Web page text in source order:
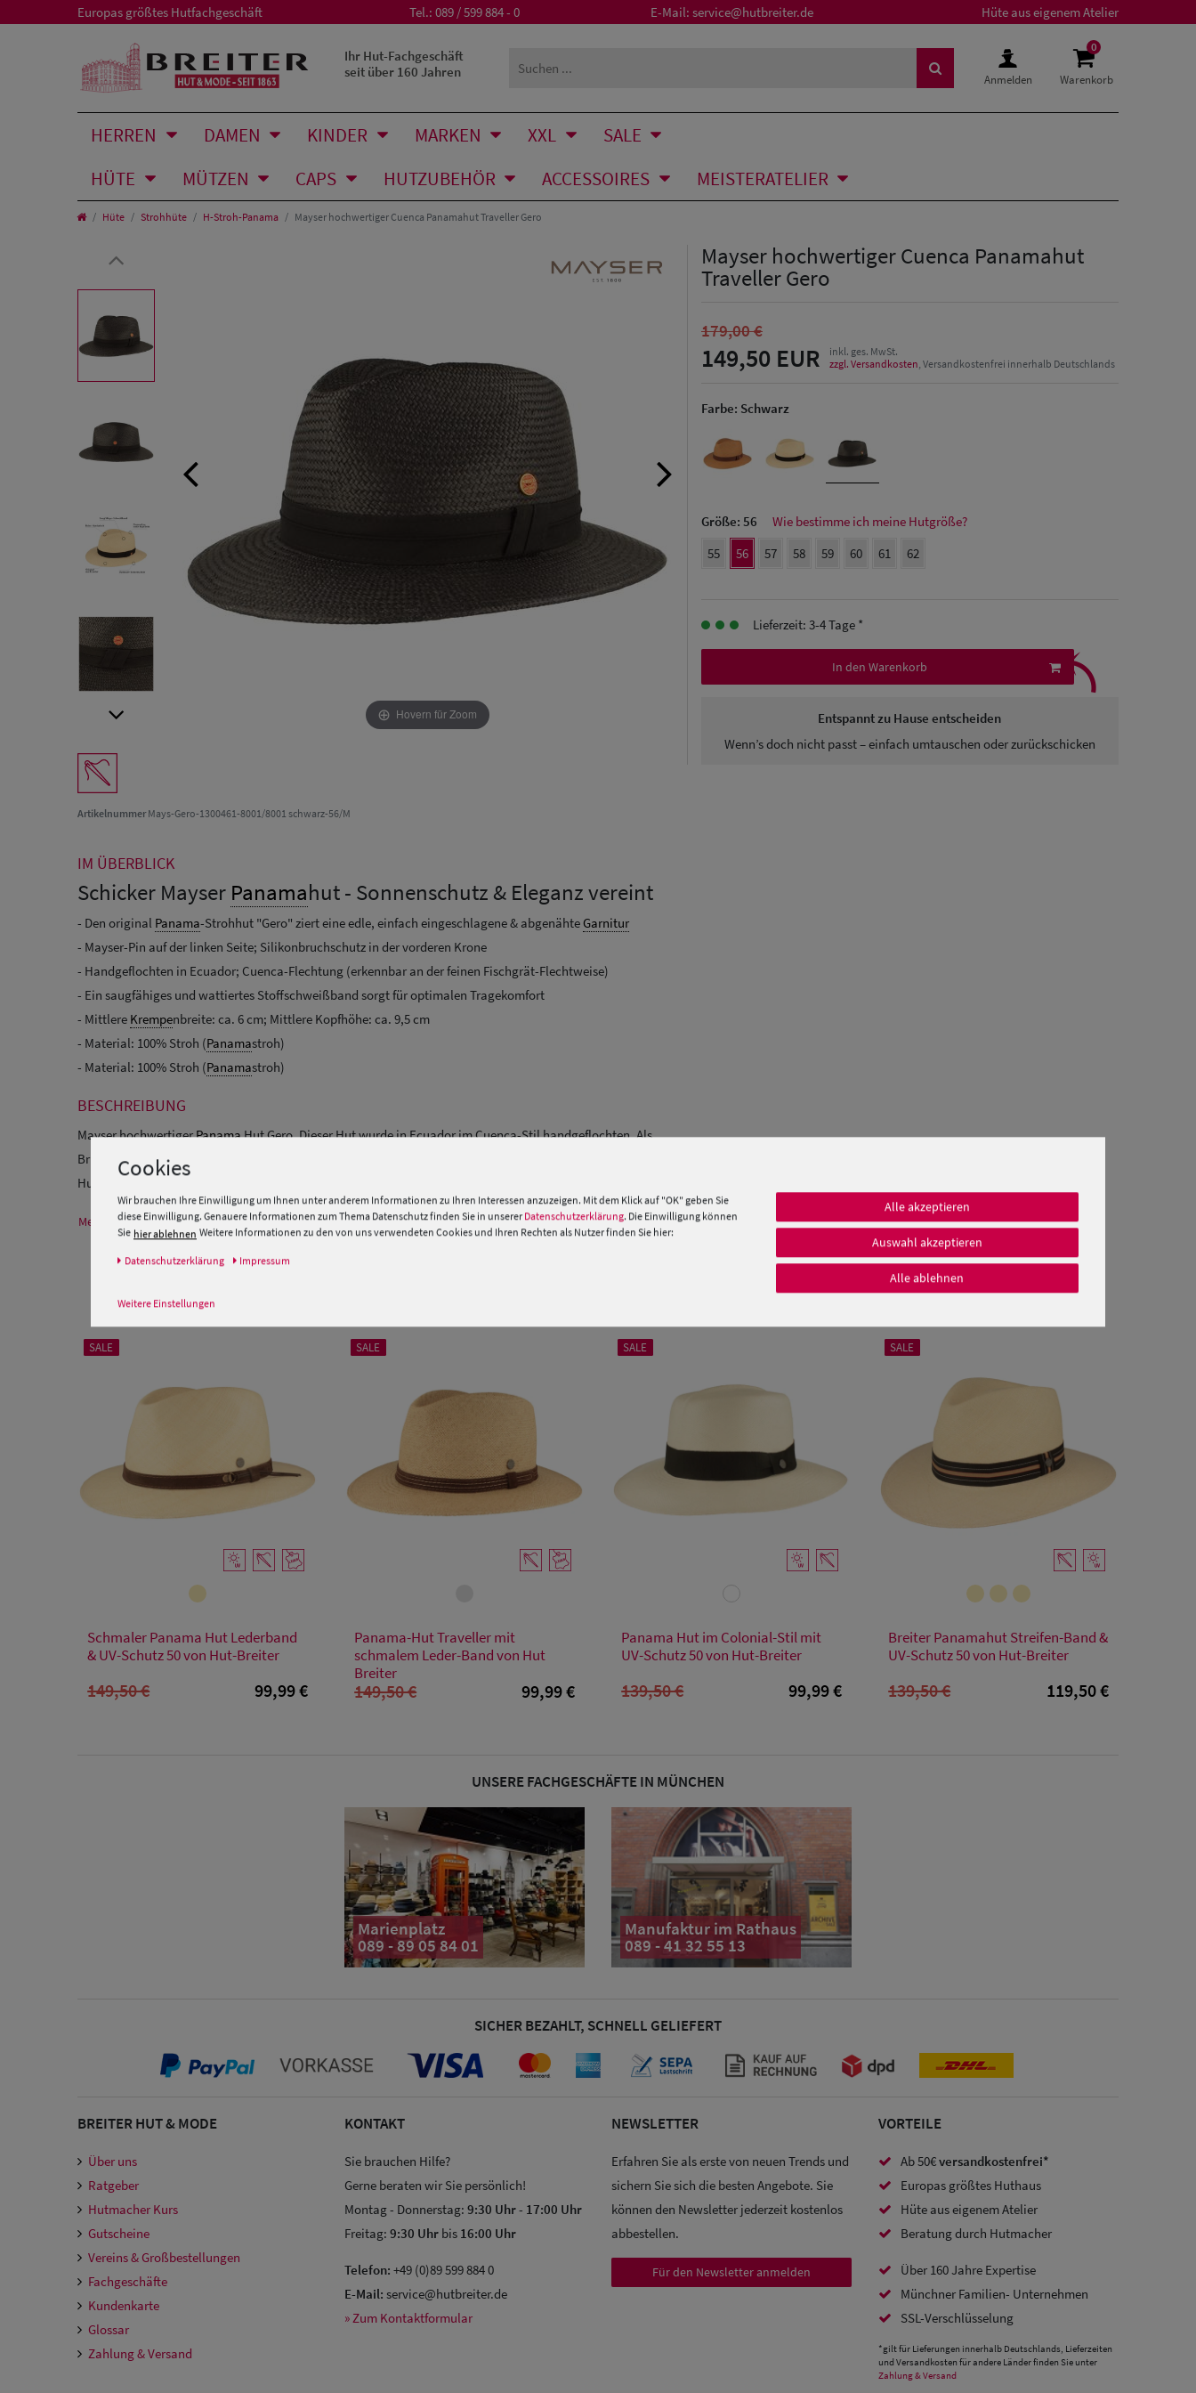
Europas größtes Hutfachgeschäft Tel.: 089 / 599 884 - 0 E-Mail: service@hutbreiter.de Hüte aus eigenem Atelier
Ihr Hut-Fachgeschäft
seit über 160 Jahren
Anmelden
0
Warenkorb
HERREN DAMEN KINDER MARKEN XXL
SALE
HÜTE
MÜTZEN CAPS HUTZUBEHÖR ACCESSOIRES MEISTERATELIER
Hüte Strohhüte H-Stroh-Panama Mayser hochwertiger Cuenca Panamahut Traveller Gero
Hovern für Zoom
ArtikelnummerMays-Gero-1300461-8001/8001 schwarz-56/M
Mayser hochwertiger Cuenca Panamahut
Traveller Gero
179,00 €
149,50 EUR
inkl. ges. MwSt.
zzgl. Versandkosten, Versandkostenfrei innerhalb Deutschlands
Farbe: Schwarz
Größe: 56
Wie bestimme ich meine Hutgröße?
55
56 57 58 59 60 61 62
Lieferzeit: 3-4 Tage *
In den Warenkorb
Entspannt zu Hause entscheiden
Wenn’s doch nicht passt – einfach umtauschen oder zurückschicken
⤹
IM ÜBERBLICK
Schicker Mayser Panamahut - Sonnenschutz & Eleganz vereint
- Den original Panama-Strohhut "Gero" ziert eine edle, einfach eingeschlagene & abgenähte Garnitur
- Mayser-Pin auf der linken Seite; Silikonbruchschutz in der vorderen Krone
- Handgeflochten in Ecuador; Cuenca-Flechtung (erkennbar an der feinen Fischgrät-Flechtweise)
- Ein saugfähiges und wattiertes Stoffschweißband sorgt für optimalen Tragekomfort
- Mittlere Krempenbreite: ca. 6 cm; Mittlere Kopfhöhe: ca. 9,5 cm
- Material: 100% Stroh (Panamastroh)
- Material: 100% Stroh (Panamastroh)
BESCHREIBUNG
Mayser hochwertigerPanamaHut Gero. Dieser Hut wurde in Ecuador im Cuenca-Stil handgeflochten. Als
Bruchschutz hat der Hut vorne innen im Kopf eine feine Silikonschicht, da dies die empfindlichste Stelle des
Hutes ist.
Mehr Informationen zum Hersteller und EU Verantwortlichen »
SALE
XL
Schmaler Panama Hut Lederband
& UV-Schutz 50 von Hut-Breiter
149,50 € 99,99 €
SALE
XL
Panama-Hut Traveller mit
schmalem Leder-Band von Hut
Breiter
149,50 € 99,99 €
SALE
M
Panama Hut im Colonial-Stil mit
UV-Schutz 50 von Hut-Breiter
139,50 € 99,99 €
SALE
S M L XL XXL
Breiter Panamahut Streifen-Band &
UV-Schutz 50 von Hut-Breiter
139,50 € 119,50 €
UNSERE FACHGESCHÄFTE IN MÜNCHEN
Marienplatz
089 - 89 05 84 01
Manufaktur im Rathaus
089 - 41 32 55 13
SICHER BEZAHLT, SCHNELL GELIEFERT
BREITER HUT & MODE
Über uns
Ratgeber
Hutmacher Kurs
Gutscheine
Vereins & Großbestellungen
Fachgeschäfte
Kundenkarte
Glossar
Zahlung & Versand
KONTAKT
Sie brauchen Hilfe?
Gerne beraten wir Sie persönlich!
Montag - Donnerstag: 9:30 Uhr- 17:00 Uhr
Freitag: 9:30 Uhr bis 16:00 Uhr
Telefon: +49 (0)89 599 884 0
E-Mail: service@hutbreiter.de
» Zum Kontaktformular
NEWSLETTER
Erfahren Sie als erste von neuen Trends und
sichern Sie sich die besten Angebote. Sie
können den Newsletter jederzeit kostenlos
abbestellen.
Für den Newsletter anmelden
VORTEILE
Ab 50€versandkostenfrei*
Europas größtes Huthaus
Hüte aus eigenem Atelier
Beratung durch Hutmacher
Über 160 Jahre Expertise
Münchner Familien- Unternehmen
SSL-Verschlüsselung
*gilt für Lieferungen innerhalb Deutschlands, Lieferzeiten
und Versandkosten für andere Länder finden Sie unter
Zahlung & Versand
Cookies
Wir brauchen Ihre Einwilligung um Ihnen unter anderem Informationen zu Ihren Interessen anzuzeigen. Mit dem Klick auf "OK" geben Sie
diese Einwilligung. Genauere Informationen zum Thema Datenschutz finden Sie in unserer Datenschutzerklärung. Die Einwilligung können
Sie hier ablehnen Weitere Informationen zu den von uns verwendeten Cookies und Ihren Rechten als Nutzer finden Sie hier:
Daten­schutz­erklärung Impressum
Weitere Einstellungen
Alle akzeptieren
Auswahl akzeptieren
Alle ablehnen